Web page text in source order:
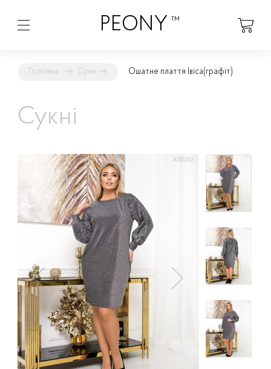
PEONY ™
Головна → Сукні → Ошатне плаття Івіса(графіт)
Сукні